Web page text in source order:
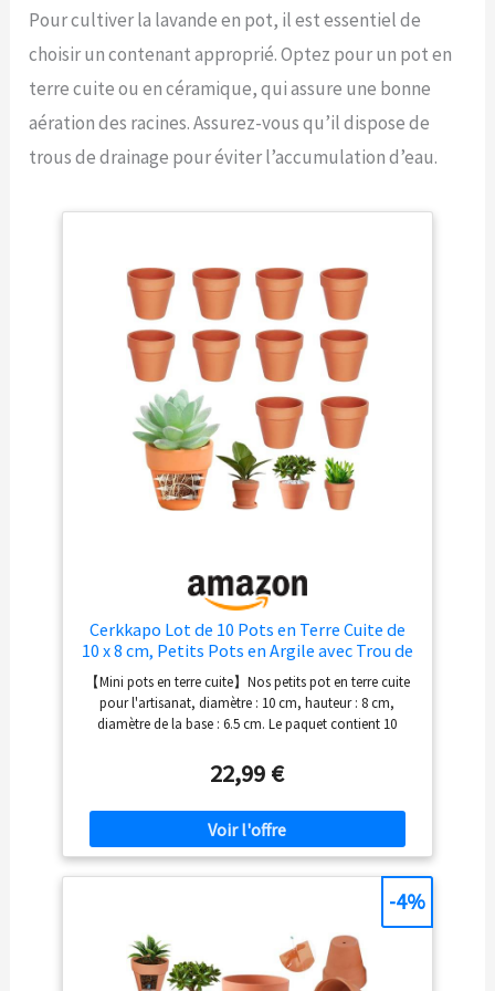
Pour cultiver la lavande en pot, il est essentiel de
choisir un contenant approprié. Optez pour un pot en
terre cuite ou en céramique, qui assure une bonne
aération des racines. Assurez-vous qu’il dispose de
trous de drainage pour éviter l’accumulation d’eau.
Cerkkapo Lot de 10 Pots en Terre Cuite de
10 x 8 cm, Petits Pots en Argile avec Trou de
Drainage, Mini Pot en Terre Cuite, Pot Terre
Cuite Réutilisable pour Chambre Bureau
【Mini pots en terre cuite】Nos petits pot en terre cuite
pour l'artisanat, diamètre : 10 cm, hauteur : 8 cm,
diamètre de la base : 6.5 cm. Le paquet contient 10
quotidiens. Les mini pots en terre cuite sont
spécialement conçus pour la culture de plantes
succulentes, de cactus et d'herbes. Adaptés à une
utilisation intérieure et extérieure, ils sont durables et
robustes. Nos pot terre cuite sont un excellent choix
petits pots en argile sont fabriqués en argile de haute
qualité et cuits à haute température. Ils ont une texture
lisse, sont légers et durables, insolubles dans l'eau et ne
craignent pas la lumière directe du soleil, permettant à
22,99 €
-4%